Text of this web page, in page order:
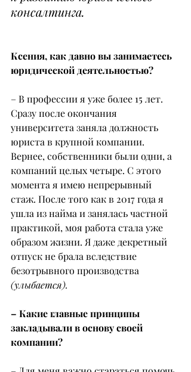
консалтинга.
Ксения, как давно вы занимаетесь
юридической деятельностью?
– В профессии я уже более 15 лет.
Сразу после окончания
университета заняла должность
юриста в крупной компании.
Вернее, собственники были одни, а
компаний целых четыре. С этого
момента я имею непрерывный
стаж. После того как в 2017 года я
ушла из найма и занялась частной
практикой, моя работа стала уже
образом жизни. Я даже декретный
отпуск не брала вследствие
безотрывного производства
(улыбается).
– Какие главные принципы
закладывали в основу своей
компании?